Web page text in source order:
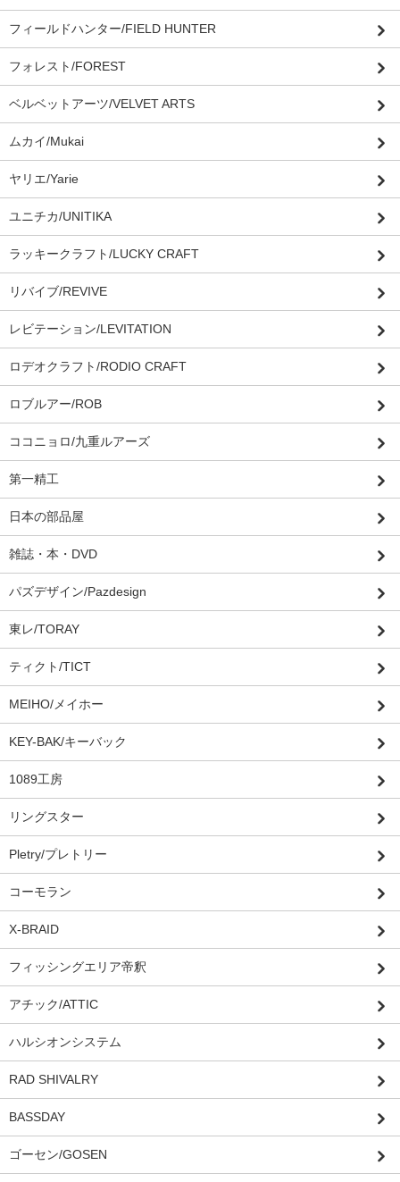
フィールドハンター/FIELD HUNTER
フォレスト/FOREST
ベルベットアーツ/VELVET ARTS
ムカイ/Mukai
ヤリエ/Yarie
ユニチカ/UNITIKA
ラッキークラフト/LUCKY CRAFT
リバイブ/REVIVE
レビテーション/LEVITATION
ロデオクラフト/RODIO CRAFT
ロブルアー/ROB
ココニョロ/九重ルアーズ
第一精工
日本の部品屋
雑誌・本・DVD
パズデザイン/Pazdesign
東レ/TORAY
ティクト/TICT
MEIHO/メイホー
KEY-BAK/キーバック
1089工房
リングスター
Pletry/プレトリー
コーモラン
X-BRAID
フィッシングエリア帝釈
アチック/ATTIC
ハルシオンシステム
RAD SHIVALRY
BASSDAY
ゴーセン/GOSEN